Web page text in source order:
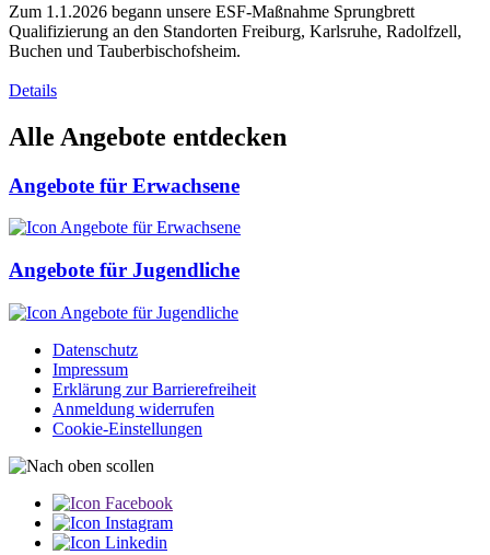
Zum 1.1.2026 begann unsere ESF-Maßnahme Sprungbrett
Qualifizierung an den Standorten Freiburg, Karlsruhe, Radolfzell,
Buchen und Tauberbischofsheim.
Details
Alle Angebote entdecken
Angebote für Erwachsene
Angebote für Jugendliche
Datenschutz
Impressum
Erklärung zur Barriere­­freiheit
Anmeldung widerrufen
Cookie-Einstellungen